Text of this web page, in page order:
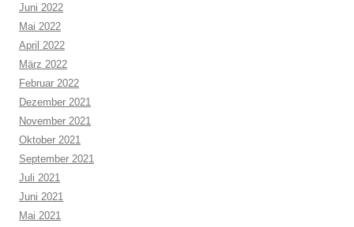
Juni 2022
Mai 2022
April 2022
März 2022
Februar 2022
Dezember 2021
November 2021
Oktober 2021
September 2021
Juli 2021
Juni 2021
Mai 2021